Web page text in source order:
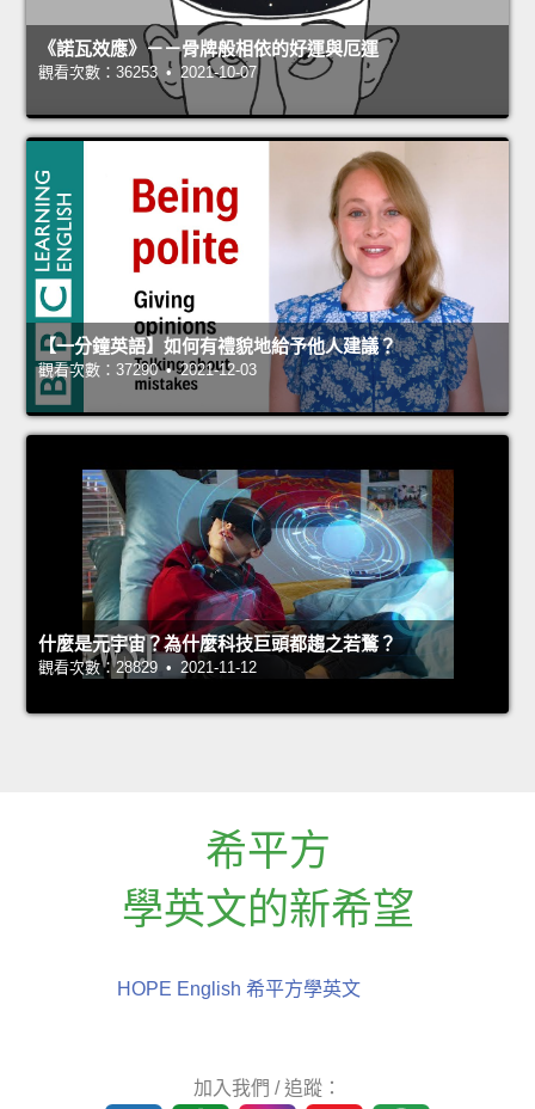
《諾瓦效應》－－骨牌般相依的好運與厄運
觀看次數：36253 • 2021-10-07
【一分鐘英語】如何有禮貌地給予他人建議？
觀看次數：37290 • 2021-12-03
什麼是元宇宙？為什麼科技巨頭都趨之若鶩？
觀看次數：28829 • 2021-11-12
希平方
學英文的新希望
HOPE English 希平方學英文
加入我們 / 追蹤：